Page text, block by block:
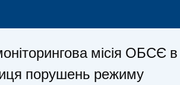
місія ОБСЄ в
порушень режиму